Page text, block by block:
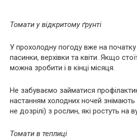
Томати у відкритому ґрунті
У прохолодну погоду вже на
пасинки, верхівки та квіти. Якщо
можна зробити і в кінці місяця.
Не забуваємо займатися
настанням холодних ночей знімають
не дозрілі) з рослин, які ростуть на
Томати в теплиці